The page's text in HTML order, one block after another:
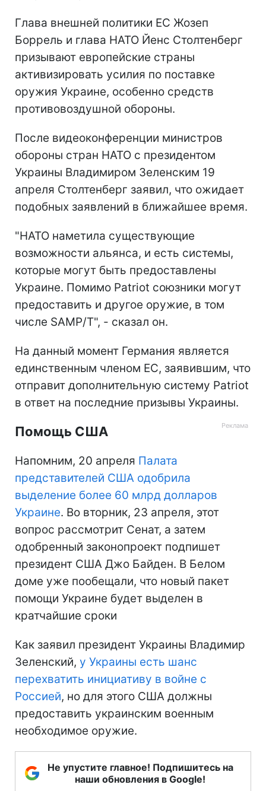
Глава внешней политики ЕС Жозеп
Боррель и глава НАТО Йенс Столтенберг
призывают европейские страны
активизировать усилия по поставке
оружия Украине, особенно средств
противовоздушной обороны.
После видеоконференции министров
обороны стран НАТО с президентом
Украины Владимиром Зеленским 19
апреля Столтенберг заявил, что ожидает
подобных заявлений в ближайшее время.
"НАТО наметила существующие
возможности альянса, и есть системы,
которые могут быть предоставлены
Украине. Помимо Patriot союзники могут
предоставить и другое оружие, в том
числе SAMP/T", - сказал он.
На данный момент Германия является
единственным членом ЕС, заявившим, что
отправит дополнительную систему Patriot
в ответ на последние призывы Украины.
Помощь США
Напомним, 20 апреля Палата
представителей США одобрила
выделение более 60 млрд долларов
Украине. Во вторник, 23 апреля, этот
вопрос рассмотрит Сенат, а затем
одобренный законопроект подпишет
президент США Джо Байден. В Белом
доме уже пообещали, что новый пакет
помощи Украине будет выделен в
кратчайшие сроки
Как заявил президент Украины Владимир
Зеленский, у Украины есть шанс
перехватить инициативу в войне с
Россией, но для этого США должны
предоставить украинским военным
необходимое оружие.
Не упустите главное! Подпишитесь на
наши обновления в Google!